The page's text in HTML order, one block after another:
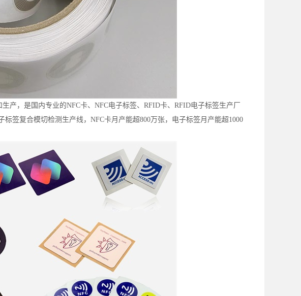
产，是国内专业的NFC卡、NFC电子标签、RFID卡、RFID电子标签生产厂
签复合模切检测生产线，NFC卡月产能超800万张，电子标签月产能超1000